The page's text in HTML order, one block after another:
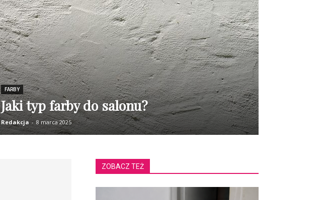
FARBY
Jaki typ farby do salonu?
Redakcja - 8 marca 2025
ZOBACZ TEŻ